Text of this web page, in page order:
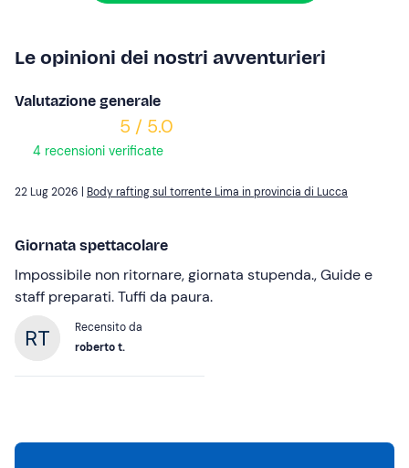
Le opinioni dei nostri avventurieri
Valutazione generale
5 / 5.0
4 recensioni verificate
22 Lug 2026 | Body rafting sul torrente Lima in provincia di Lucca
Giornata spettacolare
Impossibile non ritornare, giornata stupenda., Guide e
staff preparati. Tuffi da paura.
Recensito da
roberto t.